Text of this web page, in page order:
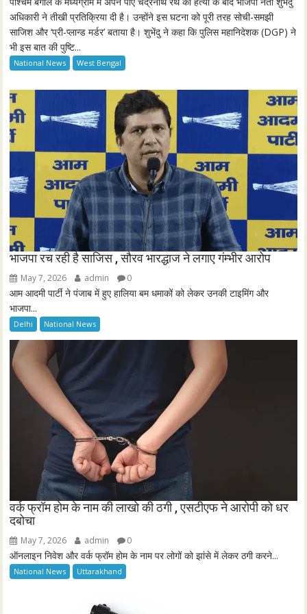
s
e
n
अधिकारी ने तीखी प्रतिक्रिया दी है। उन्होंने इस घटना को पूरी तरह सोची-समझी
साजिश और ‘प्री-प्लान्ड मर्डर’ बताया है। शुभेंदु ने कहा कि पुलिस महानिदेशक (DGP) ने
भी इस बात की पुष्टि...
National News West Bengal
भाजपा रच रही है साजिस , सौरव भारद्धाज ने लगाए गंम्भीर आरोप
May 7, 2026 admin 0
आम आदमी पार्टी ने पंजाब में हुए हालिया बम धमाकों को लेकर उनकी टाइमिंग और
भाजपा...
Delhi National News
वर्क फ्रॉम होम के नाम की लाखो की ठगी , एसटीएफ ने आरोपी को धर
दबोचा
May 7, 2026 admin 0
ऑनलाइन निवेश और वर्क फ्रॉम होम के नाम पर लोगों को झांसे में लेकर ठगी करने...
National News Uttarakhand